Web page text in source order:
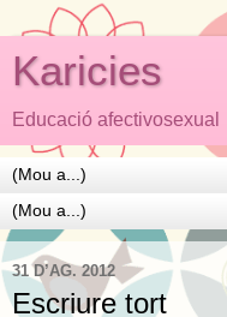
Karicies
Educació afectivosexual
31 D’AG. 2012
Escriure tort